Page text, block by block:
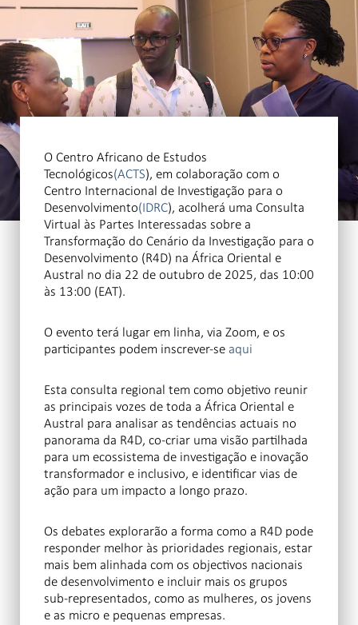
O Centro Africano de Estudos
Tecnológicos(ACTS), em colaboração com o
Centro Internacional de Investigação para o
Desenvolvimento(IDRC), acolherá uma Consulta
Virtual às Partes Interessadas sobre a
Transformação do Cenário da Investigação para o
Desenvolvimento (R4D) na África Oriental e
Austral no dia 22 de outubro de 2025, das 10:00
às 13:00 (EAT).
O evento terá lugar em linha, via Zoom, e os
participantes podem inscrever-se aqui
Esta consulta regional tem como objetivo reunir
as principais vozes de toda a África Oriental e
Austral para analisar as tendências actuais no
panorama da R4D, co-criar uma visão partilhada
para um ecossistema de investigação e inovação
transformador e inclusivo, e identificar vias de
ação para um impacto a longo prazo.
Os debates explorarão a forma como a R4D pode
responder melhor às prioridades regionais, estar
mais bem alinhada com os objectivos nacionais
de desenvolvimento e incluir mais os grupos
sub-representados, como as mulheres, os jovens
e as micro e pequenas empresas.